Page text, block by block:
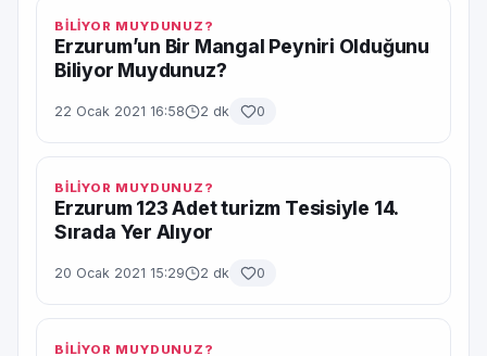
BİLİYOR MUYDUNUZ?
Erzurum’un Bir Mangal Peyniri Olduğunu
Biliyor Muydunuz?
22 Ocak 2021 16:58 2 dk 0
BİLİYOR MUYDUNUZ?
Erzurum 123 Adet turizm Tesisiyle 14.
Sırada Yer Alıyor
20 Ocak 2021 15:29 2 dk 0
BİLİYOR MUYDUNUZ?